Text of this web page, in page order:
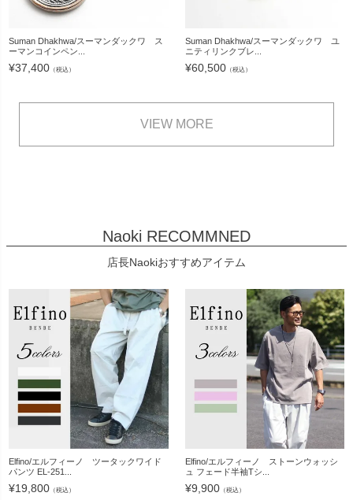
Suman Dhakhwa/スーマンダックワ ス
ーマンコインペン...
¥37,400 （税込）
Suman Dhakhwa/スーマンダックワ ユ
ニティリンクブレ...
¥60,500（税込）
VIEW MORE
Naoki RECOMMNED
店長Naokiおすすめアイテム
Elfino/エルフィーノ ツータックワイド
パンツ EL-251...
¥19,800 （税込）
Elfino/エルフィーノ ストーンウォッシ
ュ フェード半袖Tシ...
¥9,900（税込）